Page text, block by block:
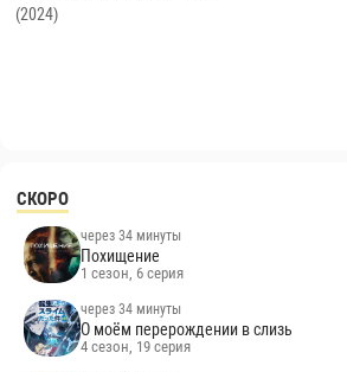
(2024)
СКОРО
через 34 минуты
Похищение
1 сезон, 6 серия
через 34 минуты
О моём перерождении в слизь
4 сезон, 19 серия